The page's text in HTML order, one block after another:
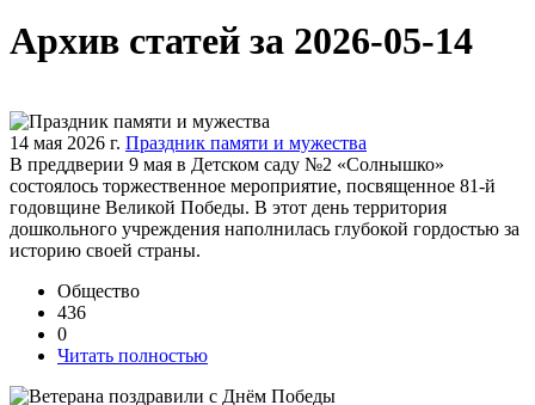
Архив статей за 2026-05-14
14 мая 2026 г. Праздник памяти и мужества
В преддверии 9 мая в Детском саду №2 «Солнышко»
состоялось торжественное мероприятие, посвященное 81-й
годовщине Великой Победы. В этот день территория
дошкольного учреждения наполнилась глубокой гордостью за
историю своей страны.
Общество
436
0
Читать полностью